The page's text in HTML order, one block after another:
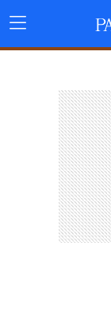
Menu
Principal